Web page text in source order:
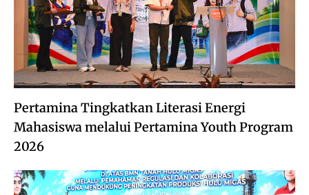
Pertamina Tingkatkan Literasi Energi
Mahasiswa melalui Pertamina Youth Program
2026